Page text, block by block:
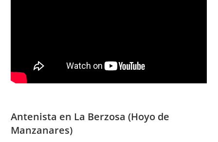
Antenista en La Berzosa (Hoyo de
Manzanares)